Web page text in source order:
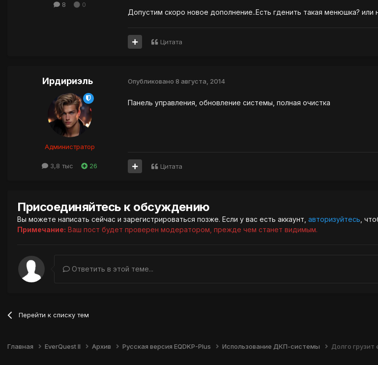
8 0
Допустим скоро новое дополнение..Есть гденить такая менюшка?
Цитата
Ирдириэль
Администратор
3,8 тыс 26
Опубликовано 8 августа, 2014
Панель управления, обновление системы, полная очистка
Цитата
Присоединяйтесь к обсуждению
Вы можете написать сейчас и зарегистрироваться позже. Если у вас есть аккаунт, авторизуйтесь ,
Примечание: Ваш пост будет проверен модератором, прежде чем станет видимым.
Ответить в этой теме...
Перейти к списку тем
Главная EverQuest II Архив Русская версия EQDKP-Plus Использование ДКП-системы Долго